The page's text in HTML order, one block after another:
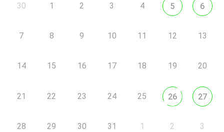
30 1 2 3 4 5 6
7 8 9 10 11 12 13
14 15 16 17 18 19 20
21 22 23 24 25 26 27
28 29 30 31 1 2 3